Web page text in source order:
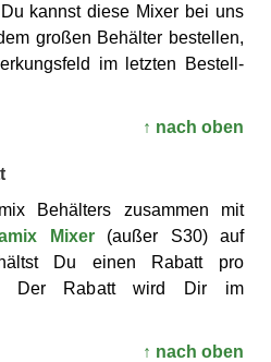
kannst diese Mixer bei uns
großen Behälter bestellen,
im letzten Bestell­
↑ nach oben
Behälters zusammen mit
Mixer(außer S30) auf
Du einen Rabatt pro
Der Rabatt wird Dir im
↑ nach oben